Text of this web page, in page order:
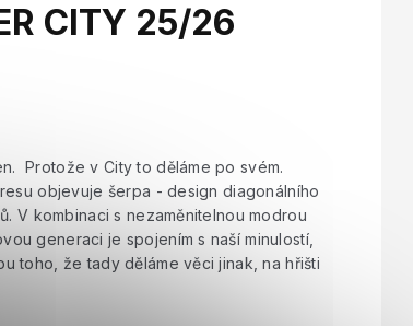
CITY 25/26
Protože v City to děláme po svém.
objevuje šerpa - design diagonálního
V kombinaci s nezaměnitelnou modrou
generaci je spojením s naší minulostí,
toho, že tady děláme věci jinak, na hřišti